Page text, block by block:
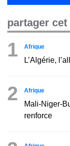
partager
1 Afrique
L’Algérie,
2 Afrique
Mali-Niger-
renforce